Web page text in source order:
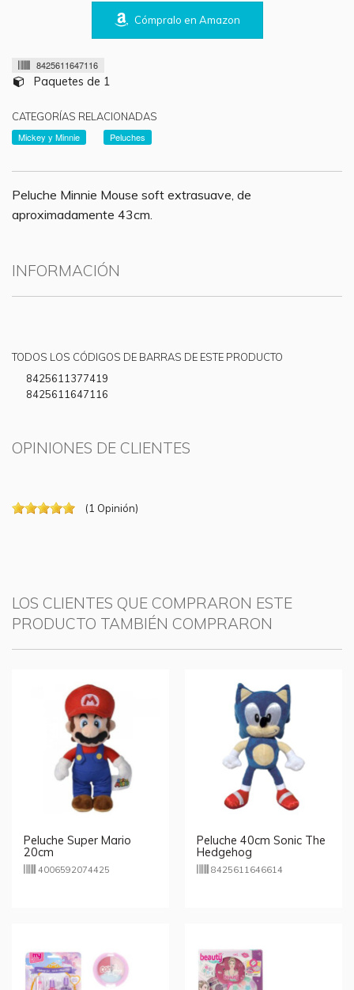
Cómpralo en Amazon
8425611647116
Paquetes de 1
CATEGORÍAS RELACIONADAS
Mickey y Minnie
Peluches
Peluche Minnie Mouse soft extrasuave, de
aproximadamente 43cm.
INFORMACIÓN
TODOS LOS CÓDIGOS DE BARRAS DE ESTE PRODUCTO
8425611377419
8425611647116
OPINIONES DE CLIENTES
(1 Opinión)
LOS CLIENTES QUE COMPRARON ESTE
PRODUCTO TAMBIÉN COMPRARON
Peluche Super Mario
20cm
4006592074425
Peluche 40cm Sonic The
Hedgehog
8425611646614